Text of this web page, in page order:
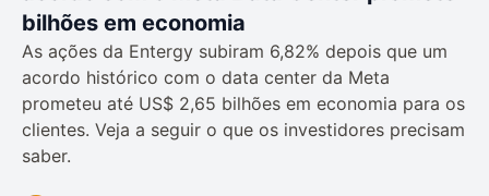
bilhões em economia
As ações da Entergy subiram 6,82% depois que um
acordo histórico com o data center da Meta
prometeu até US$ 2,65 bilhões em economia para os
clientes. Veja a seguir o que os investidores precisam
saber.